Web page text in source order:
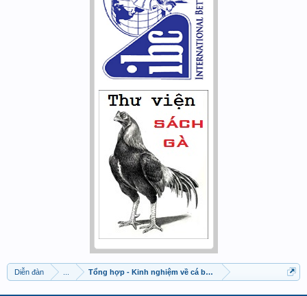
Diễn đàn ... Tổng hợp - Kinh nghiệm về cá betta